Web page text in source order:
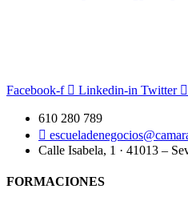
Facebook-f Linkedin-in Twitter
610 280 789
Calle Isabela, 1 · 41013 –
FORMACIONES